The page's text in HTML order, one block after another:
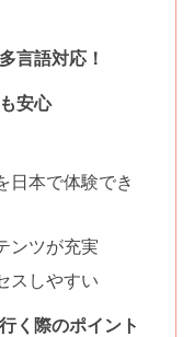
言語対応！
安心
本で体験でき
ツが充実
しやすい
く際のポイント